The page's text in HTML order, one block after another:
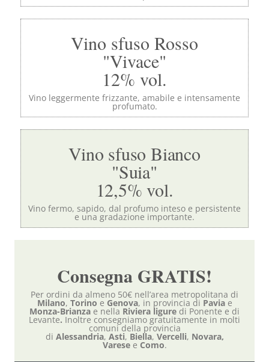
Vino sfuso Rosso
"Vivace"
12% vol.
Vino leggermente frizzante, amabile e intensamente
profumato.
Vino sfuso Bianco
"Suia"
12,5% vol.
Vino fermo, sapido, dal profumo inteso e persistente
e una gradazione importante.
Consegna GRATIS!
Per ordini da almeno 50€ nell’area metropolitana di
Milano, Torino e Genova, in provincia di Paviae
Monza-Brianza e nella Riviera ligure di Ponente e di
Levante. Inoltre consegniamo gratuitamente in molti
comuni della provincia
di Alessandria, Asti, Biella, Vercelli, Novara,
Varese e Como.